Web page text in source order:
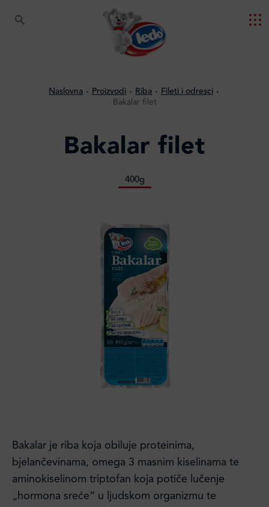
Naslovna Proizvodi Riba
Fileti i odresci
Bakalar filet
Bakalar filet
400g
Bakalar je riba koja obiluje proteinima,
bjelančevinama, omega 3 masnim kiselinama te
aminokiselinom triptofan koja potiče lučenje
„hormona sreće“ u ljudskom organizmu te